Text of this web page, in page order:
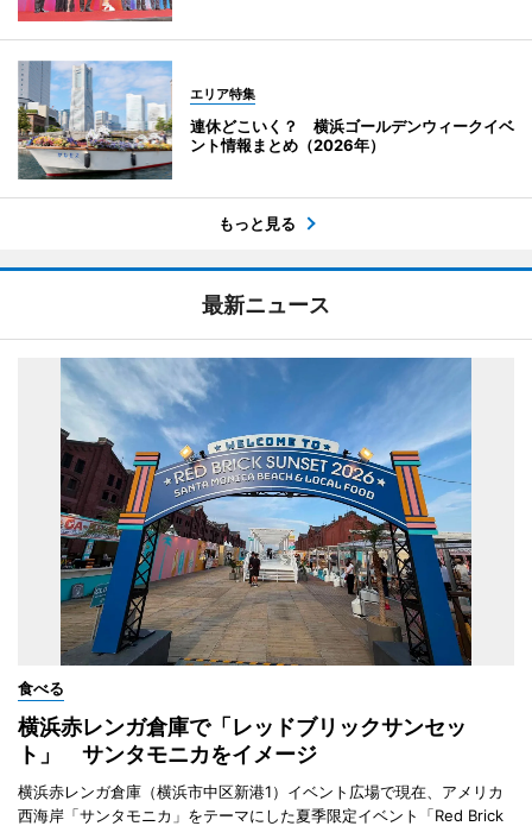
エリア特集
連休どこいく？ 横浜ゴールデンウィークイベ
ント情報まとめ（2026年）
もっと見る
最新ニュース
食べる
横浜赤レンガ倉庫で「レッドブリックサンセッ
ト」 サンタモニカをイメージ
横浜赤レンガ倉庫（横浜市中区新港1）イベント広場で現在、アメリカ
西海岸「サンタモニカ」をテーマにした夏季限定イベント「Red Brick